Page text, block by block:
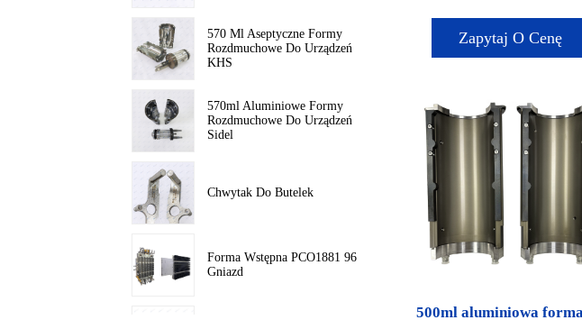
570 Ml Aseptyczne Formy
Rozdmuchowe Do Urządzeń
KHS
570ml Aluminiowe Formy
Rozdmuchowe Do Urządzeń
Sidel
Chwytak Do Butelek
Forma Wstępna PCO1881 96
Gniazd
Zapytaj O Cenę
500ml aluminiowa